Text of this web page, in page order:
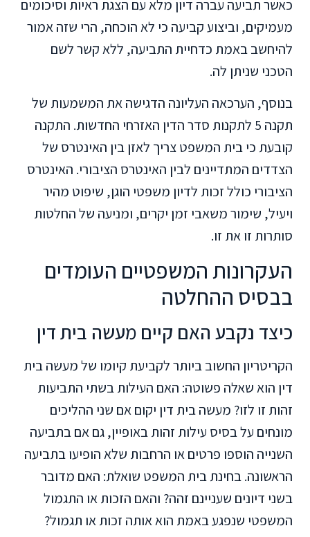
כאשר תביעה עברה דיון מלא עם הצגת ראיות וסיכומים
מעמיקים, וביצוע קביעה כי לא הוכחה, הרי שזה אמור
להיחשב באמת כדחיית התביעה, ללא קשר לשם
הטכני שניתן לה.
בנוסף, הערכאה העליונה הדגישה את המשמעות של
תקנה 5 לתקנות סדר הדין האזרחי החדשות. התקנה
קובעת כי בית המשפט צריך לאזן בין האינטרס של
הצדדים המתדיינים לבין האינטרס הציבורי. האינטרס
הציבורי כולל זכות לדיון משפטי הוגן, שיפוט מהיר
ויעיל, שימור משאבי זמן יקרים, ומניעה של החלטות
סותרות זו את זו.
העקרונות המשפטיים העומדים
בבסיס ההחלטה
כיצד נקבע האם קיים מעשה בית דין
הקריטריון החשוב ביותר לקביעת קיומו של מעשה בית
דין הוא שאלה פשוטה: האם העילות בשתי התביעות
זהות זו לזו? מעשה בית דין יקום אם שני ההליכים
מונחים על בסיס עילות זהות באופיין, גם אם בתביעה
השנייה הוספו פרטים או הרחבות שלא הופיעו בתביעה
הראשונה. בחינת בית המשפט שואלת: האם מדובר
בשני דיונים שעניינם זהה? והאם הזכות או התגמול
המשפטי שנפגע באמת הוא אותה זכות או תגמול?